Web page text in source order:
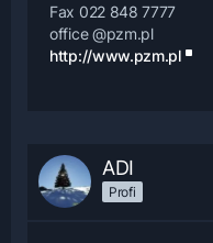
Fax 022 848 7777
office @pzm.pl
http://www.pzm.pl
ADI
Profi